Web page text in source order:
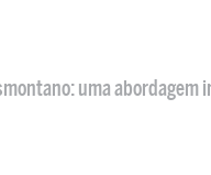
uma abordagem